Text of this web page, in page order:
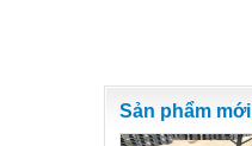
Xe hơi - Phụ tùng
Sản phẩm mới